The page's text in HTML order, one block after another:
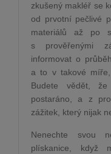
zkušený makléř se
od prvotní pečlivé
materiálů až po
s prověřenými
informovat o
a to v takové
Budete vědět,
postaráno, a z
zážitek, který nijak
Nenechte svou
plískanice, když